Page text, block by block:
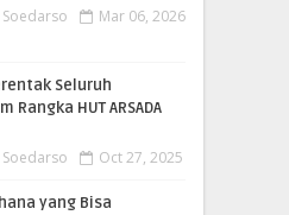
Soedarso Mar 06, 2026
Seluruh
Rangka HUT ARSADA
Soedarso Oct 27, 2025
yang Bisa